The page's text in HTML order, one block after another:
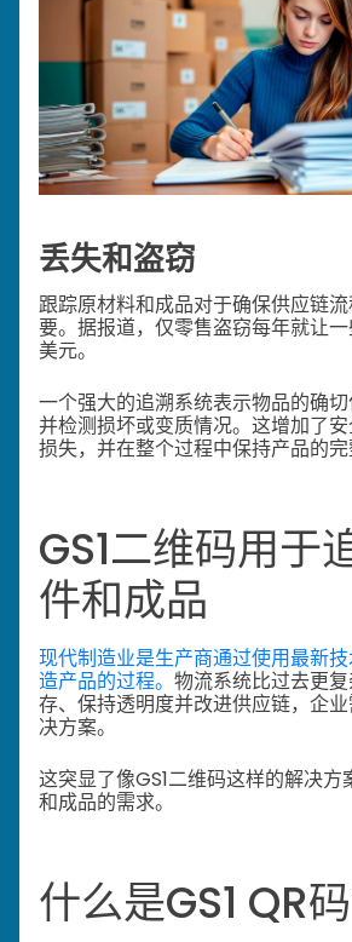
丢失和盗窃
跟踪原材料和成品对于确保供应链
要。据报道，仅零售盗窃每年就让一
美元。
一个强大的追溯系统表示物品的确
并检测损坏或变质情况。这增加了
损失，并在整个过程中保持产品的完
GS1二维码用于
件和成品
现代制造业是生产商通过使用最新
造产品的过程。 物流系统比过去更
存、保持透明度并改进供应链，企
决方案。
这突显了像GS1二维码这样的解决
和成品的需求。
什么是GS1 QR码